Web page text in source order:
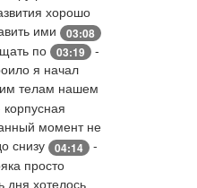
хорошо
ими 03:08
по 03:19
-
я начал
телам нашем
корпусная
момент не
снизу 04:14
-
просто
дня хотелось